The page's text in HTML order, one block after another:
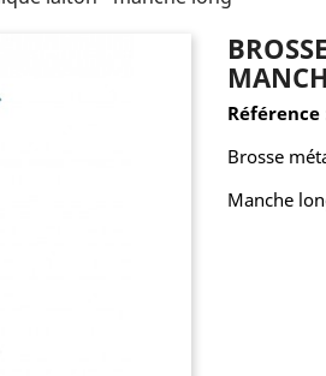
Référence
Brosse
Manche